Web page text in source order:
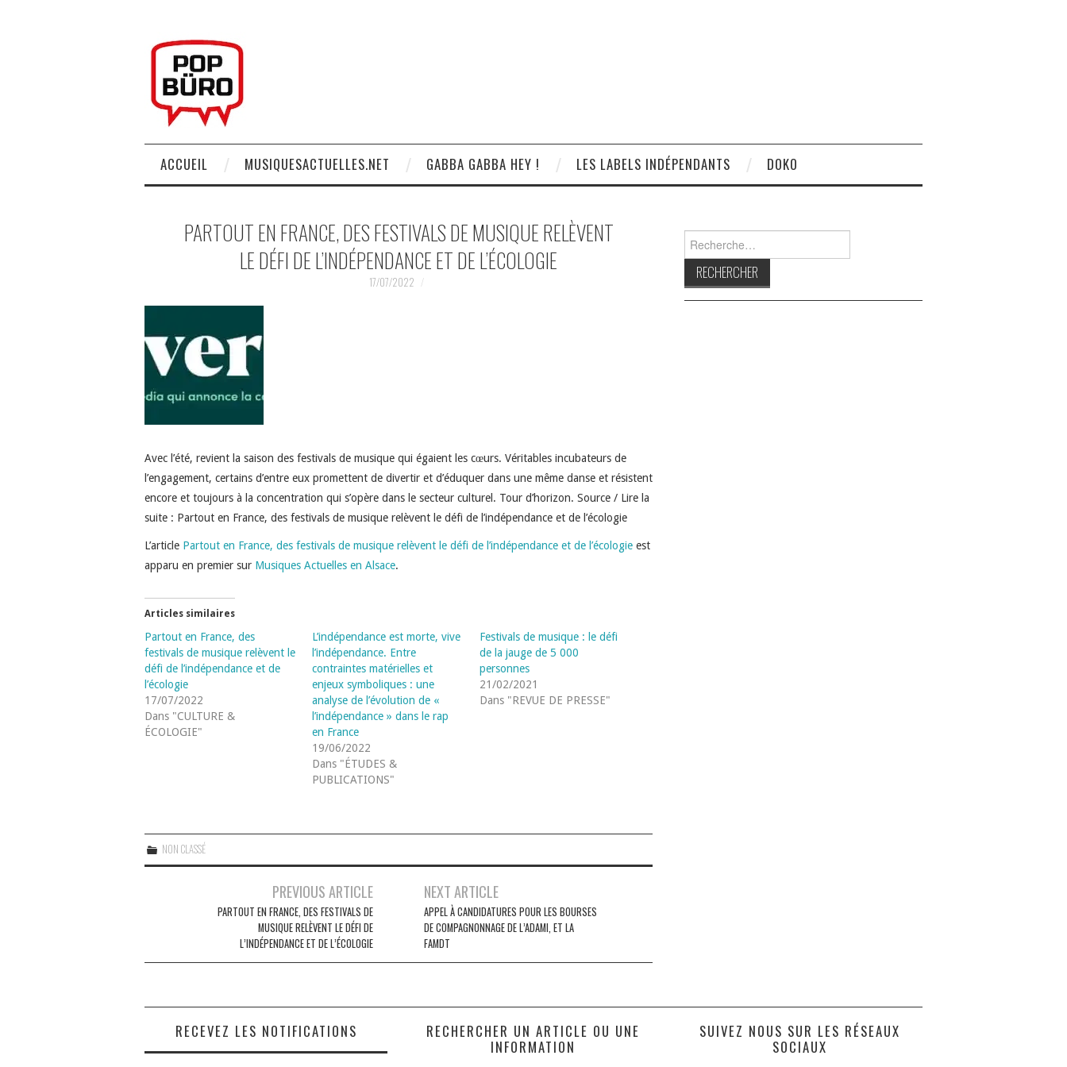
ACCUEIL MUSIQUESACTUELLES.NET GABBA GABBA HEY ! LES LABELS INDÉPENDANTS DOKO
PARTOUT EN FRANCE, DES FESTIVALS DE MUSIQUE RELÈVENT
LE DÉFI DE L’INDÉPENDANCE ET DE L’ÉCOLOGIE
17/07/2022
Avec l’été, revient la saison des festivals de musique qui égaient les cœurs. Véritables incubateurs de
l’engagement, certains d’entre eux promettent de divertir et d’éduquer dans une même danse et résistent
encore et toujours à la concentration qui s’opère dans le secteur culturel. Tour d’horizon. Source / Lire la
suite : Partout en France, des festivals de musique relèvent le défi de l’indépendance et de l’écologie
L’article Partout en France, des festivals de musique relèvent le défi de l’indépendance et de l’écologie est
apparu en premier sur Musiques Actuelles en Alsace.
Articles similaires
Partout en France, des
festivals de musique relèvent le
défi de l’indépendance et de
l’écologie
17/07/2022
Dans "CULTURE &
ÉCOLOGIE"
L’indépendance est morte, vive
l’indépendance. Entre
contraintes matérielles et
enjeux symboliques : une
analyse de l’évolution de «
l’indépendance » dans le rap
en France
19/06/2022
Dans "ÉTUDES &
PUBLICATIONS"
Festivals de musique : le défi
de la jauge de 5 000
personnes
21/02/2021
Dans "REVUE DE PRESSE"
NON CLASSÉ
PREVIOUS ARTICLE
PARTOUT EN FRANCE, DES FESTIVALS DE
MUSIQUE RELÈVENT LE DÉFI DE
L’INDÉPENDANCE ET DE L’ÉCOLOGIE
NEXT ARTICLE
APPEL À CANDIDATURES POUR LES BOURSES
DE COMPAGNONNAGE DE L’ADAMI, ET LA
FAMDT
RECEVEZ LES NOTIFICATIONS
RECHERCHER UN ARTICLE OU UNE
INFORMATION
SUIVEZ NOUS SUR LES RÉSEAUX
SOCIAUX